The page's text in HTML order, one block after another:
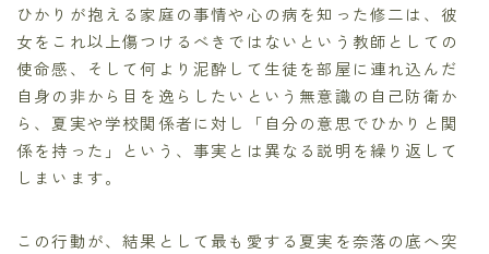
ひかりが抱える家庭の事情や心の病を知った修二は、彼
女をこれ以上傷つけるべきではないという教師としての
使命感、そして何より泥酔して生徒を部屋に連れ込んだ
自身の非から目を逸らしたいという無意識の自己防衛か
ら、夏実や学校関係者に対し「自分の意思でひかりと関
係を持った」という、事実とは異なる説明を繰り返して
しまいます。
この行動が、結果として最も愛する夏実を奈落の底へ突